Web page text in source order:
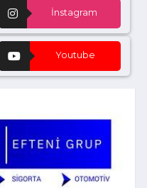
İnstagram
Youtube